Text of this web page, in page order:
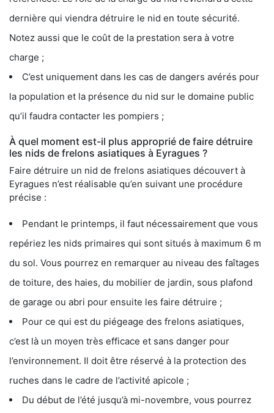
dernière qui viendra détruire le nid en toute sécurité.
Notez aussi que le coût de la prestation sera à votre
charge ;
C’est uniquement dans les cas de dangers avérés pour
la population et la présence du nid sur le domaine public
qu’il faudra contacter les pompiers ;
À quel moment est-il plus approprié de faire détruire
les nids de frelons asiatiques à Eyragues ?
Faire détruire un nid de frelons asiatiques découvert à
Eyragues n’est réalisable qu’en suivant une procédure
précise :
Pendant le printemps, il faut nécessairement que vous
repériez les nids primaires qui sont situés à maximum 6 m
du sol. Vous pourrez en remarquer au niveau des faîtages
de toiture, des haies, du mobilier de jardin, sous plafond
de garage ou abri pour ensuite les faire détruire ;
Pour ce qui est du piégeage des frelons asiatiques,
c’est là un moyen très efficace et sans danger pour
l’environnement. Il doit être réservé à la protection des
ruches dans le cadre de l’activité apicole ;
Du début de l’été jusqu’à mi-novembre, vous pourrez